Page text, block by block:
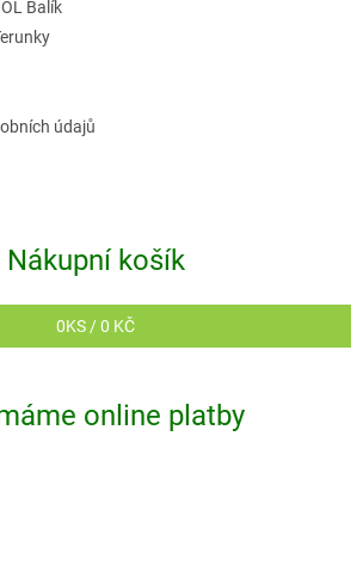
Balík
údajů
Nákupní košík
0KS /0 KČ
online platby